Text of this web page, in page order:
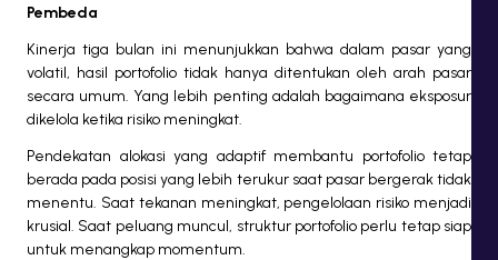
Pembeda
Kinerja tiga bulan ini menunjukkan bahwa dalam pasar yang
volatil, hasil portofolio tidak hanya ditentukan oleh arah pasar
secara umum. Yang lebih penting adalah bagaimana eksposur
dikelola ketika risiko meningkat.
Pendekatan alokasi yang adaptif membantu portofolio tetap
berada pada posisi yang lebih terukur saat pasar bergerak tidak
menentu. Saat tekanan meningkat, pengelolaan risiko menjadi
krusial. Saat peluang muncul, struktur portofolio perlu tetap siap
untuk menangkap momentum.